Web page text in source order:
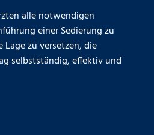
alle notwendigen
einer Sedierung zu
zu versetzen, die
selbstständig, effektiv und